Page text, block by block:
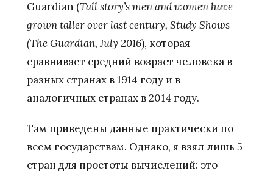
Guardian (Tallstory’smenandwomen have
growntallerover lastcentury, Study Shows
(TheGuardian,July 2016), которая
сравнивает средний возраст человека в
разных странах в 1914 году и в
аналогичных странах в 2014 году.
Там приведены данные практически по
всем государствам. Однако, я взял лишь 5
стран для простоты вычислений: это